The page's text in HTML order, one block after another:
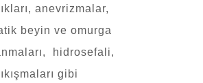
anevrizmalar,
beyin ve omurga
hidrosefali,
gibi